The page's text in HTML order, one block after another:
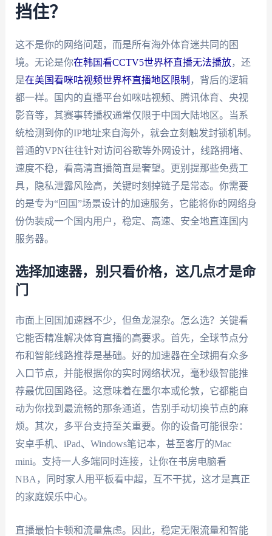
挡住？
这不是你的网络问题，而是所有海外体育迷共同的困
境。无论是你在韩国看CCTV5世界杯直播无法播放，还
是在美国看咪咕视频世界杯直播地区限制 ，背后的逻辑
都一样。国内的直播平台如咪咕视频、腾讯体育、央视
影音等，其赛事转播权通常仅限于中国大陆地区。当系
统检测到你的IP地址来自海外，就会立刻触发封锁机制。
普通的VPN往往针对访问谷歌等外网设计，线路拥堵、
速度不稳，看高清直播简直是奢望。更别提那些免费工
具，隐私泄露风险高，关键时刻掉链子是常态。你需要
的是专为“回国”场景设计的加速服务，它能将你的网络身
份伪装成一个国内用户，稳定、高速、安全地直连国内
服务器。
选择加速器，别只看价格，这几点才是命
门
市面上回国加速器不少，但鱼龙混杂。怎么选？关键看
它能否精准解决体育直播的高要求。首先，全球节点分
布和智能线路推荐是基础。好的加速器在全球拥有众多
入口节点，并能根据你的实时网络状况，毫秒级智能推
荐最优回国路径。这意味着在墨尔本或伦敦，它都能自
动为你找到最流畅的那条通道，告别手动切换节点的麻
烦。其次，多平台支持至关重要。你的设备可能很杂：
安卓手机、iPad、Windows笔记本，甚至客厅的Mac
mini。支持一人多端同时连接，让你在书房电脑看
NBA，同时家人用平板看中超，互不干扰，这才是真正
的家庭娱乐中心。
直播最怕卡顿和流量焦虑。因此，稳定无限流量和智能